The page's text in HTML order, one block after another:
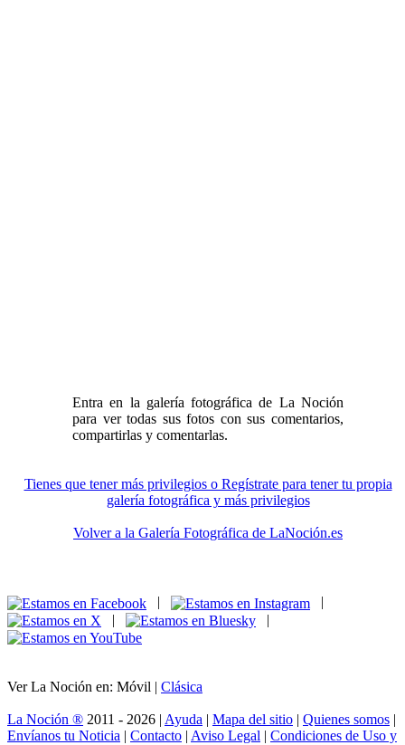
Entra en la galería fotográfica de La Noción
para ver todas sus fotos con sus comentarios,
compartirlas y comentarlas.
Tienes que tener más privilegios o Regístrate para tener tu propia
galería fotográfica y más privilegios
Volver a la Galería Fotográfica de LaNoción.es
|
|
|
|
Ver La Noción en: Móvil | Clásica
La Noción ® 2011 - 2026 | Ayuda | Mapa del sitio | Quienes somos |
Envíanos tu Noticia | Contacto | Aviso Legal | Condiciones de Uso y